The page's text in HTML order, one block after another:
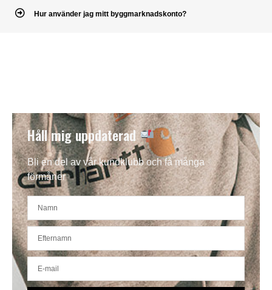
Hur använder jag mitt byggmarknadskonto?
Håll mig uppdaterad
Bli en del av vår kundklubb och få många
förmåner